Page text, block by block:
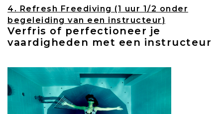
4. Refresh Freediving (1 uur 1/2 onder
begeleiding van een instructeur)
Verfris of perfectioneer je
vaardigheden met een instructeur